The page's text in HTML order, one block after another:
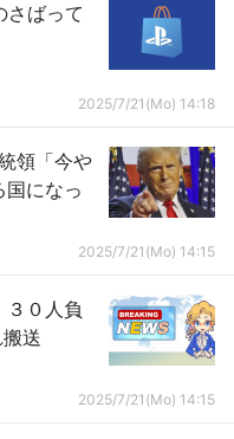
さばって
2025/7/21(Mo) 14:18
領「今や
国になっ
2025/7/21(Mo) 14:15
３０人負
送
2025/7/21(Mo) 14:15